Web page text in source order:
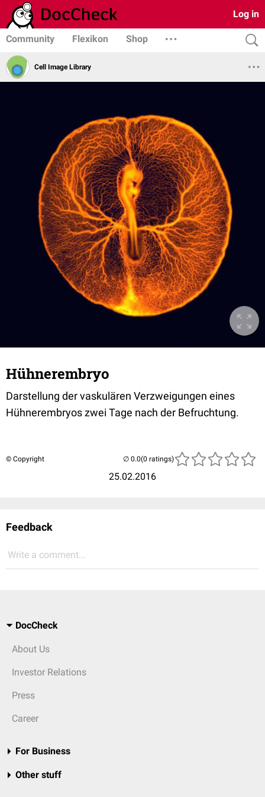
Log in
Community Flexikon Shop
Cell Image Library
Hühnerembryo
Darstellung der vaskulären Verzweigungen eines
Hühnerembryos zwei Tage nach der Befruchtung.
© Copyright
25.02.2016
(0 ratings)
Feedback
Write a comment...
DocCheck
About Us
Investor Relations
Press
Career
For Business
Other stuff